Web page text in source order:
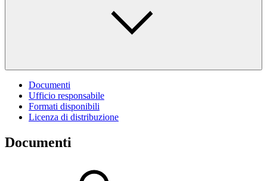
Documenti
Ufficio responsabile
Formati disponibili
Licenza di distribuzione
Documenti